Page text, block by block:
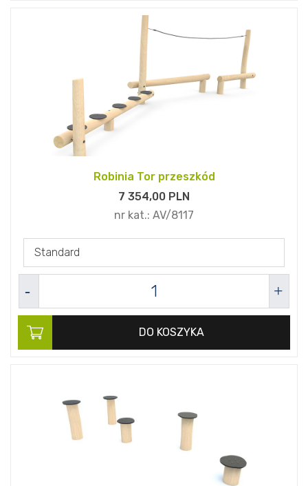
Robinia Tor przeszkód
7 354,00 PLN
nr kat.: AV/8117
Standard
DO KOSZYKA